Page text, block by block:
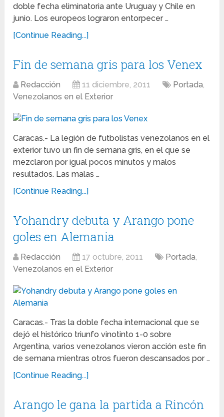
doble fecha eliminatoria ante Uruguay y Chile en
junio. Los europeos lograron entorpecer …
[Continue Reading...]
Fin de semana gris para los Venex
Redacción 11 diciembre, 2011 Portada,
Venezolanos en el Exterior
Caracas.- La legión de futbolistas venezolanos en el
exterior tuvo un fin de semana gris, en el que se
mezclaron por igual pocos minutos y malos
resultados. Las malas …
[Continue Reading...]
Yohandry debuta y Arango pone
goles en Alemania
Redacción 17 octubre, 2011 Portada,
Venezolanos en el Exterior
Caracas.- Tras la doble fecha internacional que se
dejó el histórico triunfo vinotinto 1-0 sobre
Argentina, varios venezolanos vieron acción este fin
de semana mientras otros fueron descansados por …
[Continue Reading...]
Arango le gana la partida a Rincón